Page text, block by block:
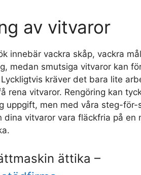
av vitvaror
innebär vackra skåp, vackra
medan smutsiga vitvaror kan
kräver det bara lite
rena vitvaror. Rengöring kan
uppgift, men med våra steg-för-
dina vitvaror vara fläckfria på en
ättika –